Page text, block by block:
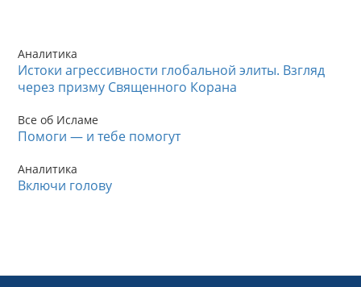
Аналитика
Истоки агрессивности глобальной элиты. Взгляд
через призму Священного Корана
Все об Исламе
Помоги — и тебе помогут
Аналитика
Включи голову